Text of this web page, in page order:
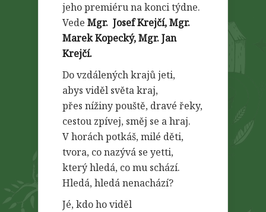
jeho premiéru na konci týdne.
Vede Mgr. Josef Krejčí, Mgr.
Marek Kopecký, Mgr. Jan
Krejčí.
Do vzdálených krajů jeti,
abys viděl světa kraj,
přes nížiny pouště, dravé řeky,
cestou zpívej, směj se a hraj.
V horách potkáš, milé děti,
tvora, co nazývá se yetti,
který hledá, co mu schází.
Hledá, hledá nenachází?
Jé, kdo ho viděl